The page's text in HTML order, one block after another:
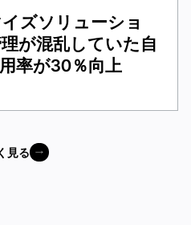
ズソリューショ
が混乱していた自
率が30％向上
見る